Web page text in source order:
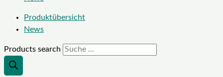
Produktübersicht
News
Products search